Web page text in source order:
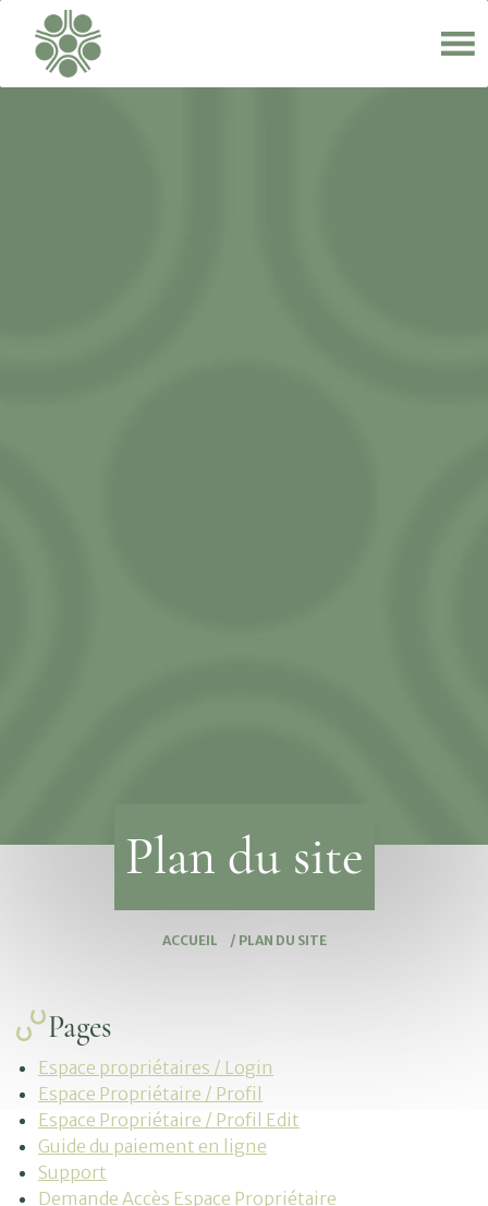
Plan du site
ACCUEIL / PLAN DU SITE
Pages
Espace propriétaires / Login
Espace Propriétaire / Profil
Espace Propriétaire / Profil Edit
Guide du paiement en ligne
Support
Demande Accès Espace Propriétaire